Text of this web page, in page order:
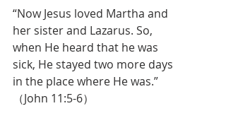
“Now Jesus loved Martha and
her sister and Lazarus. So,
when He heard that he was
sick, He stayed two more days
in the place where He was.”
（John 11:5-6）